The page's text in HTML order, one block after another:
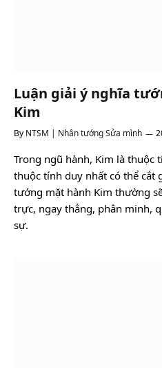
Luận giải ý nghĩa
Kim
By NTSM | Nhân tướng Sửa mình
Trong ngũ hành, Kim là thuộc
thuộc tính duy nhất có thể cắt
tướng mặt hành Kim thường
trực, ngay thẳng, phân minh,
sự.